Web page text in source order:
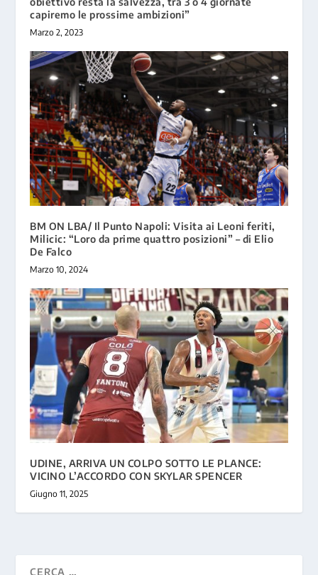
capiremo le prossime ambizioni”
Marzo 2, 2023
BM ON LBA/ Il Punto Napoli: Visita ai Leoni feriti,
Milicic: “Loro da prime quattro posizioni” – di Elio
De Falco
Marzo 10, 2024
UDINE, ARRIVA UN COLPO SOTTO LE PLANCE:
VICINO L’ACCORDO CON SKYLAR SPENCER
Giugno 11, 2025